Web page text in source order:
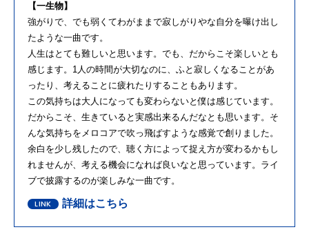
【⼀⽣物】
強がりで、でも弱くてわがままで寂しがりやな⾃分を曝け出し
たような⼀曲です。
⼈⽣はとても難しいと思います。でも、だからこそ楽しいとも
感じます。1⼈の時間が⼤切なのに、ふと寂しくなることがあ
ったり、考えることに疲れたりすることもあります。
この気持ちは⼤⼈になっても変わらないと僕は感じています。
だからこそ、⽣きていると実感出来るんだなとも思います。そ
んな気持ちをメロコアで吹っ⾶ばすような感覚で創りました。
余⽩を少し残したので、聴く⽅によって捉え⽅が変わるかもし
れませんが、考える機会になれば良いなと思っています。ライ
ブで披露するのが楽しみな⼀曲です。
詳細はこちら